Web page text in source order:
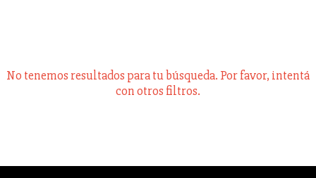
No tenemos resultados para tu búsqueda. Por favor, intentá
con otros filtros.